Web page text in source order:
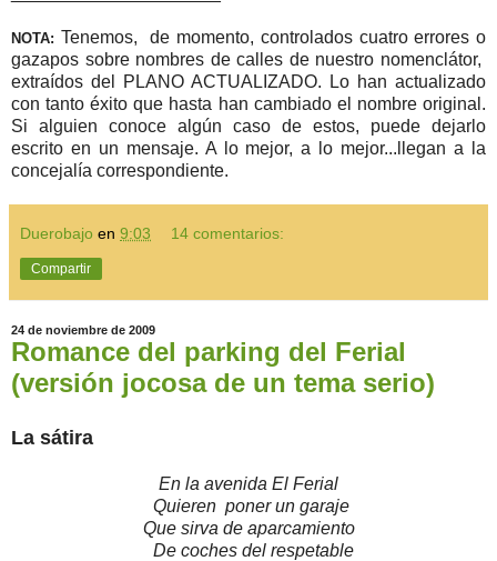
NOTA: Tenemos, de momento, controlados cuatro errores o
gazapos sobre nombres de calles de nuestro nomenclátor,
extraídos del PLANO ACTUALIZADO. Lo han actualizado
con tanto éxito que hasta han cambiado el nombre original.
Si alguien conoce algún caso de estos, puede dejarlo
escrito en un mensaje. A lo mejor, a lo mejor...llegan a la
concejalía correspondiente.
Duerobajo en 9:03 14 comentarios:
Compartir
24 de noviembre de 2009
Romance del parking del Ferial
(versión jocosa de un tema serio)
La sátira
En la avenida El Ferial
Quieren poner un garaje
Que sirva de aparcamiento
De coches del respetable